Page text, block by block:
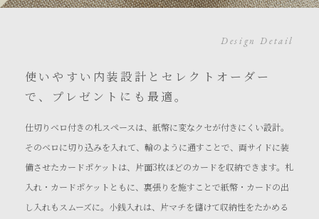
Design Detail
使いやすい内装設計とセレクトオーダー
で、プレゼントにも最適。
仕切りベロ付きの札スペースは、紙幣に変なクセが付きにくい設計。
そのベロに切り込みを入れて、輪のように通すことで、両サイドに装
備させたカードポケットは、片面3枚ほどのカードを収納できます。札
入れ・カードポケットともに、裏張りを施すことで紙幣・カードの出
し入れもスムーズに。小銭入れは、片マチを儲けて収納性をたかめる